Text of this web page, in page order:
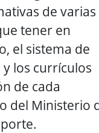
de varias
tener en
el sistema de
los currículos
de cada
del Ministerio